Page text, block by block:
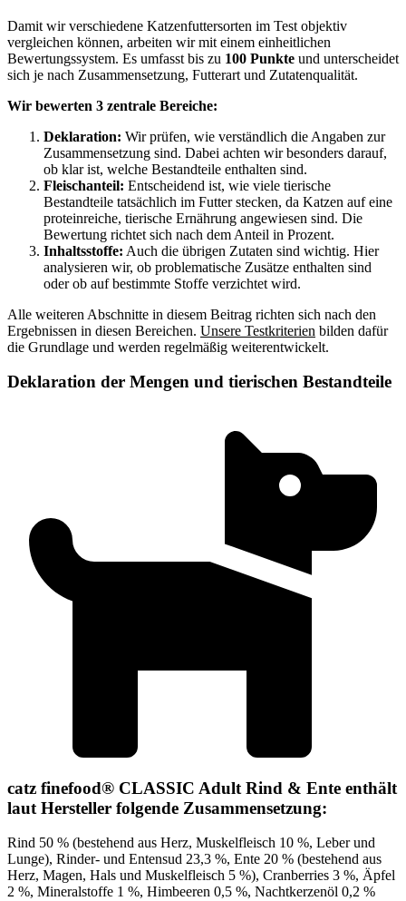
Damit wir verschiedene Katzenfuttersorten im Test objektiv
vergleichen können, arbeiten wir mit einem einheitlichen
Bewertungssystem. Es umfasst bis zu 100 Punkte und unterscheidet
sich je nach Zusammensetzung, Futterart und Zutatenqualität.
Wir bewerten 3 zentrale Bereiche:
Deklaration: Wir prüfen, wie verständlich die Angaben zur
Zusammensetzung sind. Dabei achten wir besonders darauf,
ob klar ist, welche Bestandteile enthalten sind.
Fleischanteil: Entscheidend ist, wie viele tierische
Bestandteile tatsächlich im Futter stecken, da Katzen auf eine
proteinreiche, tierische Ernährung angewiesen sind. Die
Bewertung richtet sich nach dem Anteil in Prozent.
Inhaltsstoffe: Auch die übrigen Zutaten sind wichtig. Hier
analysieren wir, ob problematische Zusätze enthalten sind
oder ob auf bestimmte Stoffe verzichtet wird.
Alle weiteren Abschnitte in diesem Beitrag richten sich nach den
Ergebnissen in diesen Bereichen. Unsere Testkriterien bilden dafür
die Grundlage und werden regelmäßig weiterentwickelt.
Deklaration der Mengen und tierischen Bestandteile
catz finefood® CLASSIC Adult Rind & Ente enthält
laut Hersteller folgende Zusammensetzung:
Rind 50 % (bestehend aus Herz, Muskelfleisch 10 %, Leber und
Lunge), Rinder- und Entensud 23,3 %, Ente 20 % (bestehend aus
Herz, Magen, Hals und Muskelfleisch 5 %), Cranberries 3 %, Äpfel
2 %, Mineralstoffe 1 %, Himbeeren 0,5 %, Nachtkerzenöl 0,2 %